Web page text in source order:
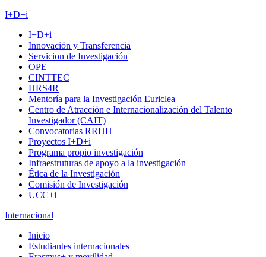
I+D+i
I+D+i
Innovación y Transferencia
Servicion de Investigación
OPE
CINTTEC
HRS4R
Mentoría para la Investigación Euriclea
Centro de Atracción e Internacionalización del Talento
Investigador (CAIT)
Convocatorias RRHH
Proyectos I+D+i
Programa propio investigación
Infraestruturas de apoyo a la investigación
Ética de la Investigación
Comisión de Investigación
UCC+i
Internacional
Inicio
Estudiantes internacionales